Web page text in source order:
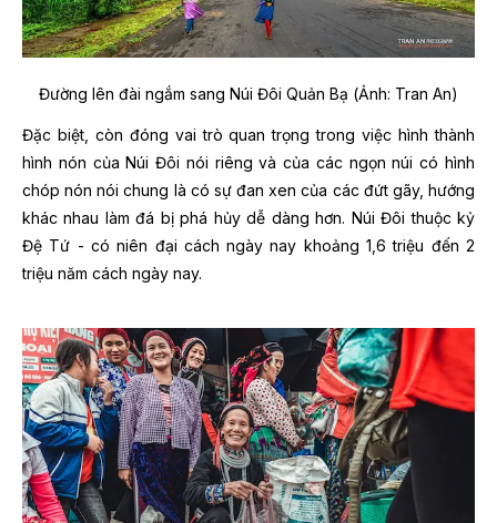
Đường lên đài ngắm sang Núi Đôi Quản Bạ (Ảnh: Tran An)
Đặc biệt, còn đóng vai trò quan trọng trong việc hình thành
hình nón của Núi Đôi nói riêng và của các ngọn núi có hình
chóp nón nói chung là có sự đan xen của các đứt gãy, hướng
khác nhau làm đá bị phá hủy dễ dàng hơn. Núi Đôi thuộc kỷ
Đệ Tứ - có niên đại cách ngày nay khoảng 1,6 triệu đến 2
triệu năm cách ngày nay.